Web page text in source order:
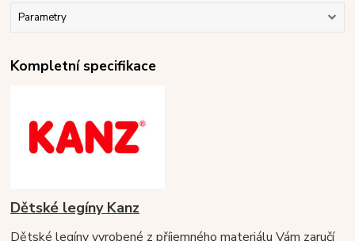
Parametry
Kompletní specifikace
Dětské legíny Kanz
Dětské legíny vyrobené z příjemného materiálu Vám zaručí